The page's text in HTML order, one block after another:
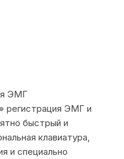
ЭМГ
регистрация ЭМГ и
быстрый и
клавиатура,
и специально